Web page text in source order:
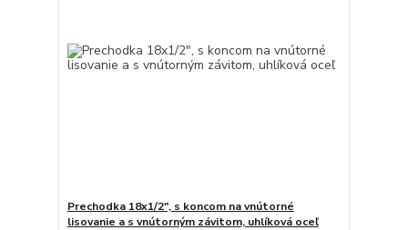
Prechodka 18x1/2", s koncom na vnútorné
lisovanie a s vnútorným závitom, uhlíková oceľ